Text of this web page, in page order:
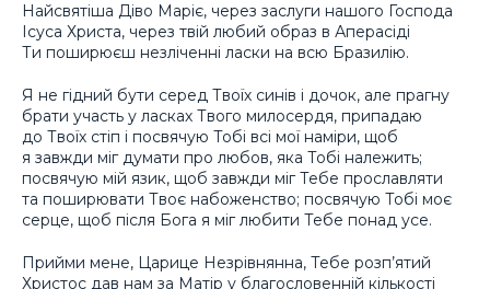
Найсвятіша Діво Маріє, через заслуги нашого Господа
Ісуса Христа, через твій любий образ в Аперасіді
Ти поширюєш незліченні ласки на всю Бразилію.
Я не гідний бути серед Твоїх синів і дочок, але прагну
брати участь у ласках Твого милосердя, припадаю
до Твоїх стіп і посвячую Тобі всі мої наміри, щоб
я завжди міг думати про любов, яка Тобі належить;
посвячую мій язик, щоб завжди міг Тебе прославляти
та поширювати Твоє набоженство; посвячую Тобі моє
серце, щоб після Бога я міг любити Тебе понад усе.
Прийми мене, Царице Незрівнянна, Тебе розп’ятий
Христос дав нам за Матір у благословенній кількості